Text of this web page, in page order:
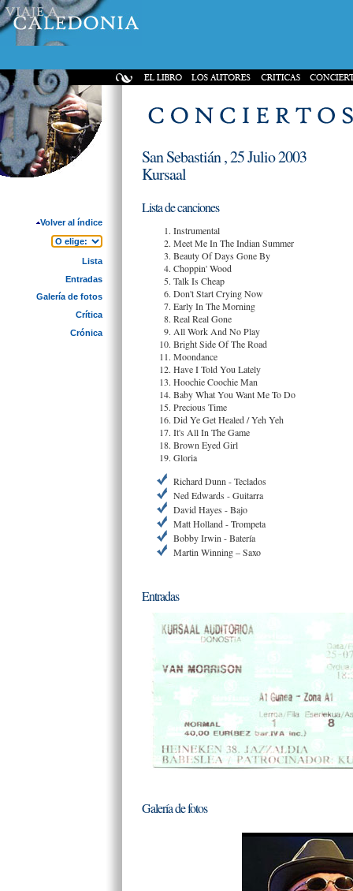
Volver al índice
Lista
Entradas
Galería de fotos
Crítica
Crónica
San Sebastián , 25 Julio 2003
Kursaal
Lista de canciones
Instrumental
Meet Me In The Indian Summer
Beauty Of Days Gone By
Choppin' Wood
Talk Is Cheap
Don't Start Crying Now
Early In The Morning
Real Real Gone
All Work And No Play
Bright Side Of The Road
Moondance
Have I Told You Lately
Hoochie Coochie Man
Baby What You Want Me To Do
Precious Time
Did Ye Get Healed / Yeh Yeh
It's All In The Game
Brown Eyed Girl
Gloria
Richard Dunn - Teclados
Ned Edwards - Guitarra
David Hayes - Bajo
Matt Holland - Trompeta
Bobby Irwin - Batería
Martin Winning – Saxo
Entradas
Galería de fotos